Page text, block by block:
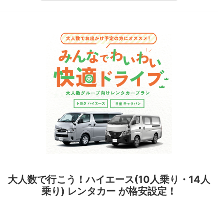
大人数で行こう！ハイエース(10人乗り・14人
乗り) レンタカー が格安設定！